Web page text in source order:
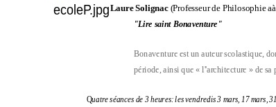
Laure Solignac (Professeur de Philosophie
"Lire saintBonaventure"
Bonaventure est un auteur scolastique,
période, ainsi que « l''architecture » de
Quatre séances de 3 heures: les vendredis 3 mars, 17 mars,